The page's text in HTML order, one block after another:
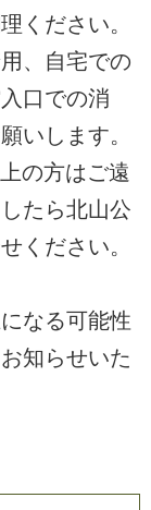
ください。
、自宅での
口での消
いします。
の方はご遠
たら北山公
ください。
なる可能性
知らせいた